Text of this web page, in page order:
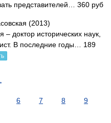
представителей… 360 руб
(2013)
доктор исторических наук,
В последние годы… 189
6 7 8
9